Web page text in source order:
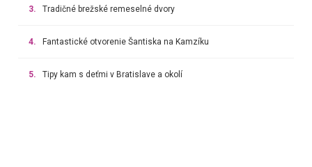
3. Tradičné brežské remeselné dvory
4. Fantastické otvorenie Šantiska na Kamzíku
5. Tipy kam s deťmi v Bratislave a okolí